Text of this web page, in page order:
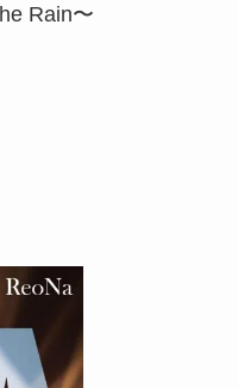
Rain〜